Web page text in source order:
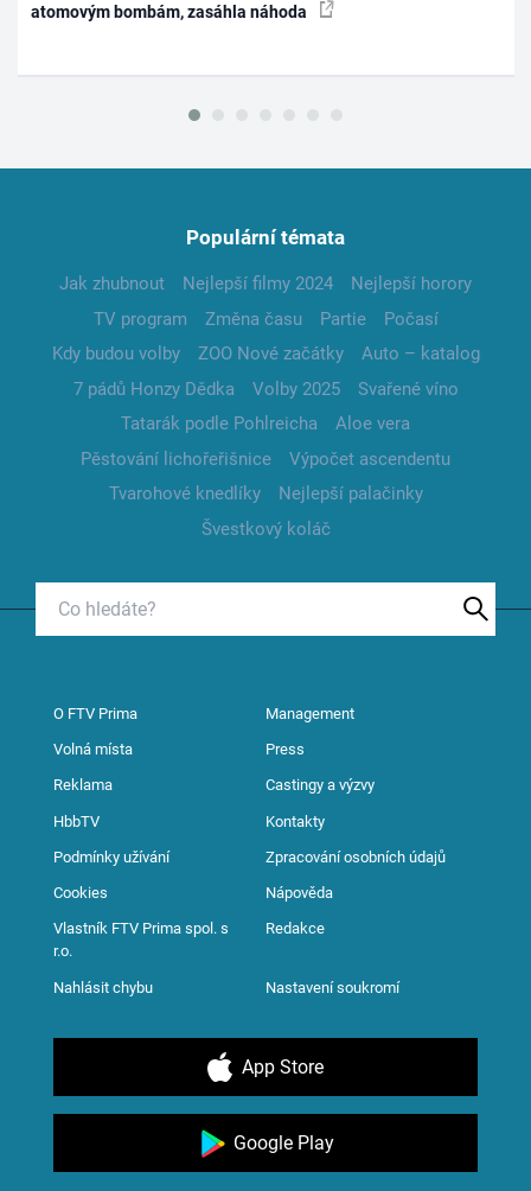
atomovým bombám, zasáhla náhoda
Populární témata
Jak zhubnout Nejlepší filmy 2024
Nejlepší horory
TV program
Změna času Partie
Počasí
Kdy budou volby
ZOO Nové začátky
Auto – katalog
7 pádů Honzy Dědka
Volby 2025
Svařené víno
Tatarák podle Pohlreicha
Aloe vera
Pěstování lichořeřišnice
Výpočet ascendentu
Tvarohové knedlíky
Nejlepší palačinky
Švestkový koláč
O FTV Prima Management
Volná místa Press
Reklama Castingy a výzvy
HbbTV Kontakty
Podmínky užívání Zpracování osobních údajů
Cookies Nápověda
Vlastník FTV Prima spol. s
r.o.
Redakce
Nahlásit chybu Nastavení soukromí
App Store
Google Play